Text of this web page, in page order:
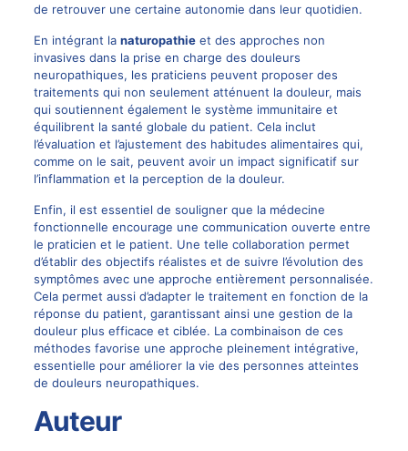
de retrouver une certaine autonomie dans leur quotidien.
En intégrant la naturopathieet des approches non
invasives dans la prise en charge des douleurs
neuropathiques, les praticiens peuvent proposer des
traitements qui non seulement atténuent la douleur, mais
qui soutiennent également le système immunitaire et
équilibrent la santé globale du patient. Cela inclut
l’évaluation et l’ajustement des habitudes alimentaires qui,
comme on le sait, peuvent avoir un impact significatif sur
l’inflammation et la perception de la douleur.
Enfin, il est essentiel de souligner que la médecine
fonctionnelle encourage une communication ouverte entre
le praticien et le patient. Une telle collaboration permet
d’établir des objectifs réalistes et de suivre l’évolution des
symptômes avec une approche entièrement personnalisée.
Cela permet aussi d’adapter le traitement en fonction de la
réponse du patient, garantissant ainsi une gestion de la
douleur plus efficace et ciblée. La combinaison de ces
méthodes favorise une approche pleinement intégrative,
essentielle pour améliorer la vie des personnes atteintes
de douleurs neuropathiques.
Auteur